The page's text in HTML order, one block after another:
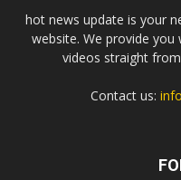
hot news update is your
website. We provide
videos straight
Contact us: